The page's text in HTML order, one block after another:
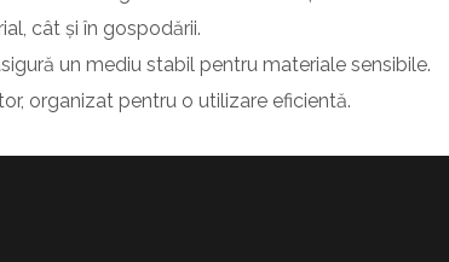
cât și în gospodării.
un mediu stabil pentru materiale sensibile.
organizat pentru o utilizare eficientă.